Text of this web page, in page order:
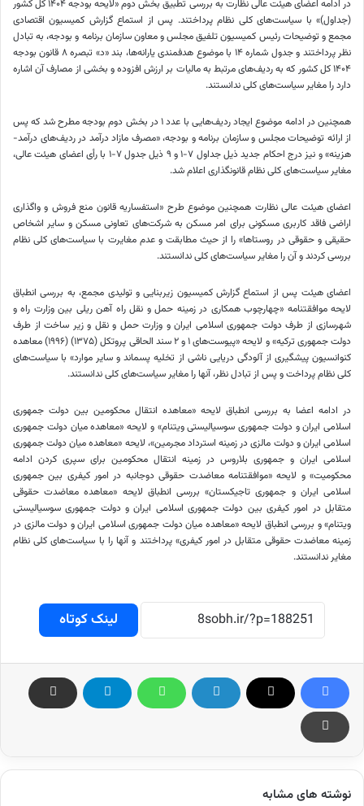
در ادامه اعضای هیئت عالی نظارت به بررسی تطبیق بخش دوم «لایحه بودجه ۱۴۰۴ کل کشور
(جداول)» با سیاست‌های کلی نظام پرداختند. پس از استماع گزارش کمیسیون اقتصادی
مجمع و توضیحات رئیس کمیسیون تلفیق مجلس و معاون سازمان برنامه و بودجه، به تبادل
نظر پرداختند و جدول شماره ۱۴ با موضوع هدفمندی یارانه‌ها، بند «
د»
تبصره ۸ قانون بودجه
۱۴۰۴ کل کشور که به ردیف‌های مرتبط به مالیات بر ارزش افزوده و بخشی از مصارف آن اشاره
دارد را مغایر سیاست‌های کلی ندانستند.
همچنین در ادامه موضوع ایجاد ردیف‌هایی با عدد ۱ در بخش دوم بودجه مطرح شد که پس
از ارائه توضیحات مجلس و سازمان برنامه و بودجه، «مصرف مازاد درآمد در ردیف‌های درآمد-
هزینه» و نیز درج احکام جدید ذیل جداول ۷-۱ و ۹ ذیل جدول ۷-۱ با رأی اعضای هیئت عالی،
مغایر سیاست‌های کلی نظام قانونگذاری اعلام شد.
اعضای هیئت عالی نظارت همچنین موضوع طرح «استفساریه قانون منع فروش و واگذاری
اراضی فاقد کاربری مسکونی برای امر مسکن به شرکت‌های تعاونی مسکن و سایر اشخاص
حقیقی و حقوقی در روستاها» را از حیث مطابقت و عدم مغایرت با سیاست‌های کلی نظام
بررسی کردند و آن را مغایر سیاست‌های کلی ندانستند.
اعضای هیئت پس از استماع گزارش کمیسیون زیربنایی و تولیدی مجمع، به بررسی انطباق
لایحه موافقتنامه «چهارچوب همکاری در زمینه حمل و نقل راه آهن ریلی بین وزارت راه و
شهرسازی از طرف دولت جمهوری اسلامی ایران و وزارت حمل و نقل و زیر ساخت از طرف
دولت جمهوری ترکیه» و لایحه «پیوست‌های ۱ و ۲ سند الحاقی پروتکل (۱۳۷۵) (۱۹۹۶) معاهده
کنوانسیون پیشگیری از آلودگی دریایی ناشی از تخلیه پسماند و سایر موارد» با سیاست‌های
کلی نظام پرداخت و پس از تبادل نظر، آنها را مغایر سیاست‌های کلی ندانستند.
در ادامه اعضا به بررسی انطباق لایحه «معاهده انتقال محکومین بین دولت جمهوری
اسلامی ایران و دولت جمهوری سوسیالیستی ویتنام» و لایحه «معاهده میان دولت جمهوری
اسلامی ایران و دولت مالزی در زمینه استرداد مجرمین»، لایحه «معاهده میان دولت جمهوری
اسلامی ایران و جمهوری بلاروس در زمینه انتقال محکومین برای سپری کردن ادامه
محکومیت» و لایحه «موافقتنامه معاضدت حقوقی دوجانبه در امور کیفری بین جمهوری
اسلامی ایران و جمهوری تاجیکستان» بررسی انطباق لایحه «معاهده معاضدت حقوقی
متقابل در امور کیفری بین دولت جمهوری اسلامی ایران و دولت جمهوری سوسیالیستی
ویتنام» و بررسی انطباق لایحه «معاهده میان دولت جمهوری اسلامی ایران و دولت مالزی در
زمینه معاضدت حقوقی متقابل در امور کیفری» پرداختند و آنها را با سیاست‌های کلی نظام
مغایر ندانستند.
لینک کوتاه
نوشته های مشابه